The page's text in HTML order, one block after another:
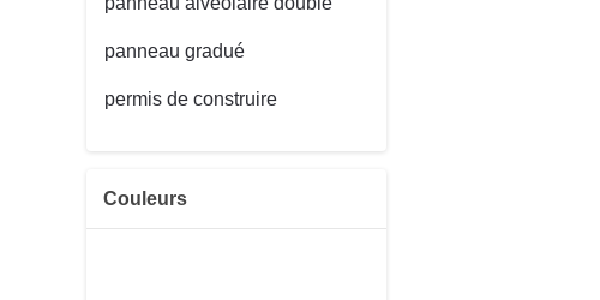
panneau gradué
permis de construire
Couleurs